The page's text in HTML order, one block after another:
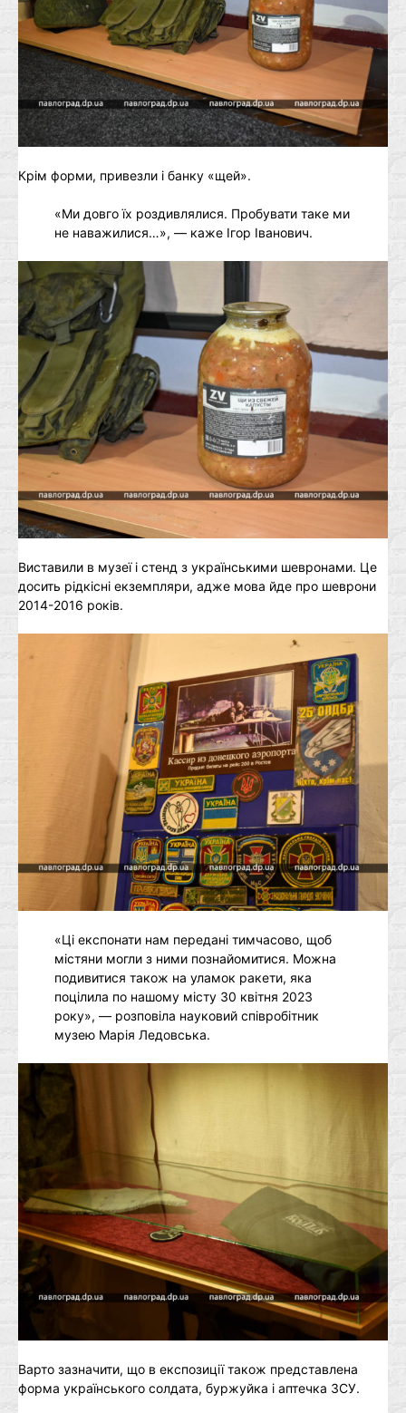
Крім форми, привезли і банку «щей».
«Ми довго їх роздивлялися. Пробувати таке ми
не наважилися…», — каже Ігор Іванович.
Виставили в музеї і стенд з українськими шевронами. Це
досить рідкісні екземпляри, адже мова йде про шеврони
2014-2016 років.
«Ці експонати нам передані тимчасово, щоб
містяни могли з ними познайомитися. Можна
подивитися також на уламок ракети, яка
поцілила по нашому місту 30 квітня 2023
року», — розповіла науковий співробітник
музею Марія Ледовська.
Варто зазначити, що в експозиції також представлена
форма українського солдата, буржуйка і аптечка ЗСУ.